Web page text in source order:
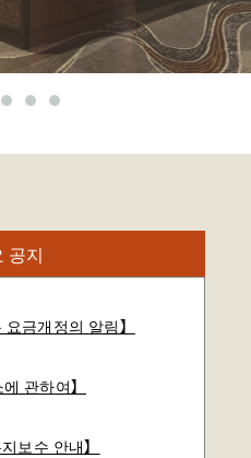
공지
금개정의 알림】
관하여】
보수 안내】